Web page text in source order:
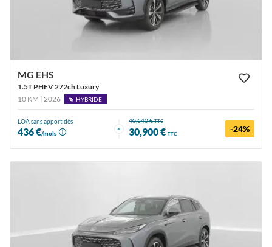
MG EHS
1.5T PHEV 272ch Luxury
10 KM | 2026
HYBRIDE
LOA sans apport dès
436 €/mois
ou
40,640 €TTC
30,900 € TTC -24%